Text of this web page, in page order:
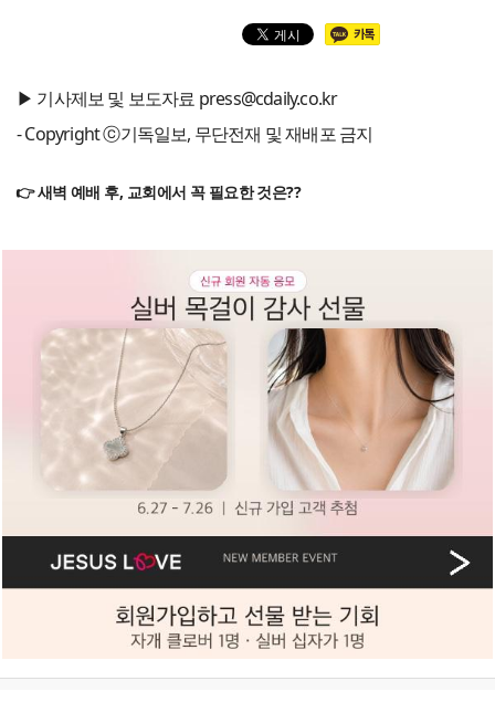
▶ 기사제보 및 보도자료 press@cdaily.co.kr
- Copyright ⓒ기독일보, 무단전재 및 재배포 금지
👉 새벽 예배 후, 교회에서 꼭 필요한 것은??